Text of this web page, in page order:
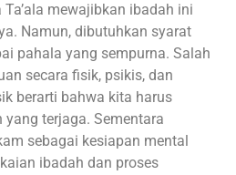
mewajibkan ibadah ini
Namun, dibutuhkan syarat
pahala yang sempurna. Salah
secara fisik, psikis, dan
berarti bahwa kita harus
terjaga. Sementara
sebagai kesiapan mental
ibadah dan proses